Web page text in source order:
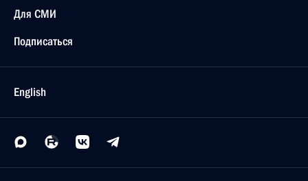
Для СМИ
Подписаться
English